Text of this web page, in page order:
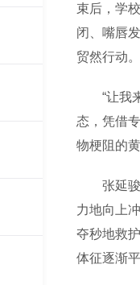
束后，学
闭、嘴唇
贸然行动。
“让我来
态，凭借
物梗阻的
张延骏迅
力地向上
夺秒地救
体征逐渐平